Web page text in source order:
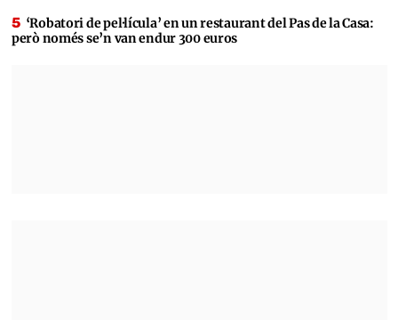
‘Robatori de pel·lícula’ en un restaurant del Pas de la Casa:
però només se’n van endur 300 euros